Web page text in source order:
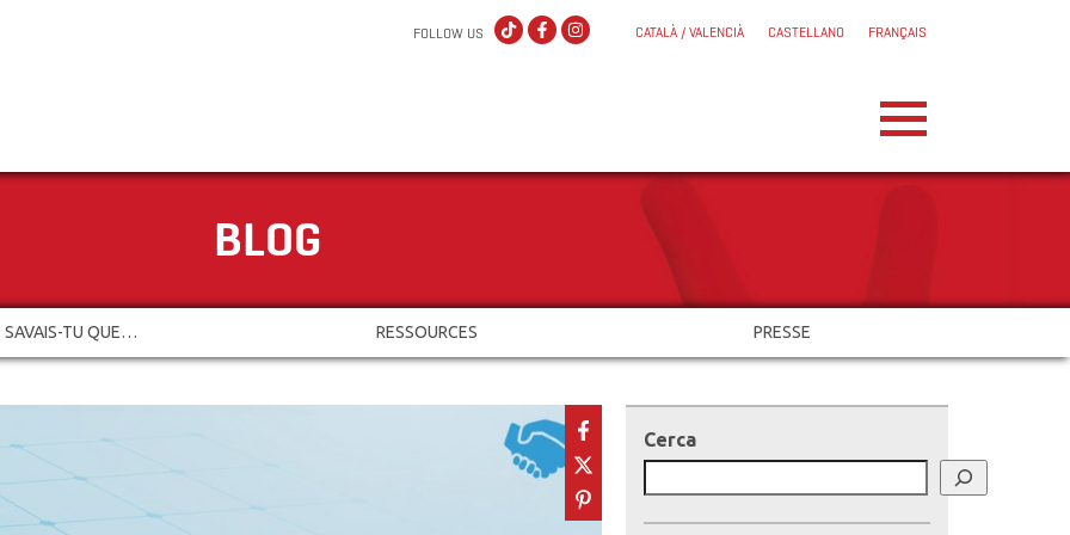
CATALÀ / VALENCIÀ CASTELLANO FRANÇAIS
FOLLOW US
BLOG
SAVAIS-TU QUE… RESSOURCES PRESSE
Cerca